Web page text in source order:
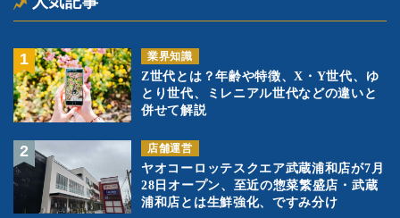
業界知識
Z世代とは？年齢や特徴、X・Y世代、ゆ
とり世代、ミレニアル世代などの違いと
併せて解説
店舗運営
ヤオコーロッテスクエア武蔵浦和店が7月
28日オープン、至近の惣菜繁盛店・武蔵
浦和店とは生鮮強化、ですみ分け